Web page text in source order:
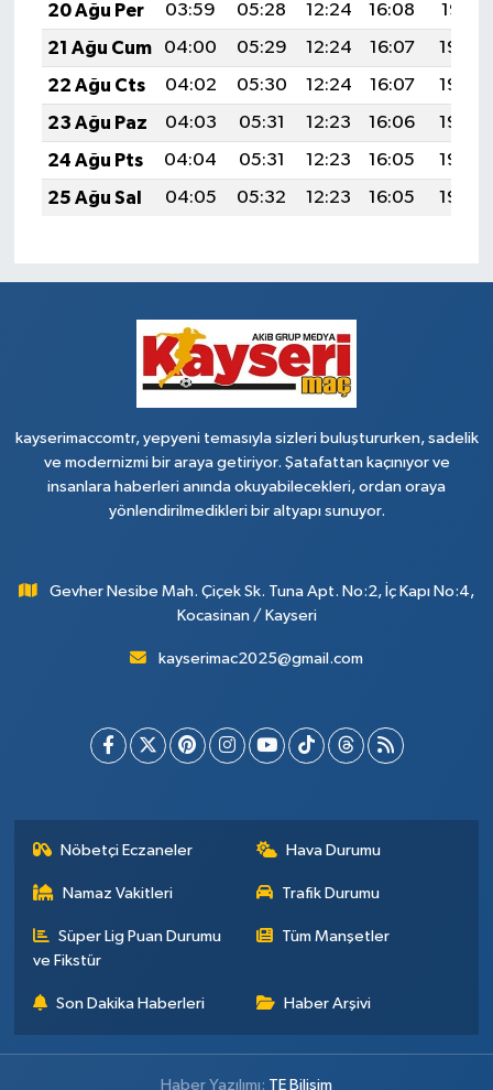
20 Ağu Per
03:59 05:28 12:24 16:08
19:10
21 Ağu Cum
04:00 05:29 12:24 16:07
19:09
22 Ağu Cts
04:02 05:30 12:24 16:07
19:08
23 Ağu Paz
04:03 05:31 12:23 16:06
19:06
24 Ağu Pts
04:04 05:31 12:23 16:05
19:05
25 Ağu Sal
04:05 05:32 12:23 16:05 19:03
kayserimaccomtr, yepyeni temasıyla sizleri buluştururken, sadelik
ve modernizmi bir araya getiriyor. Şatafattan kaçınıyor ve
insanlara haberleri anında okuyabilecekleri, ordan oraya
yönlendirilmedikleri bir altyapı sunuyor.
Gevher Nesibe Mah. Çiçek Sk. Tuna Apt. No:2, İç Kapı No:4,
Kocasinan / Kayseri
kayserimac2025@gmail.com
Nöbetçi Eczaneler Hava Durumu
Namaz Vakitleri Trafik Durumu
Süper Lig Puan Durumu
ve Fikstür
Tüm Manşetler
Son Dakika Haberleri Haber Arşivi
Haber Yazılımı: TE Bilişim